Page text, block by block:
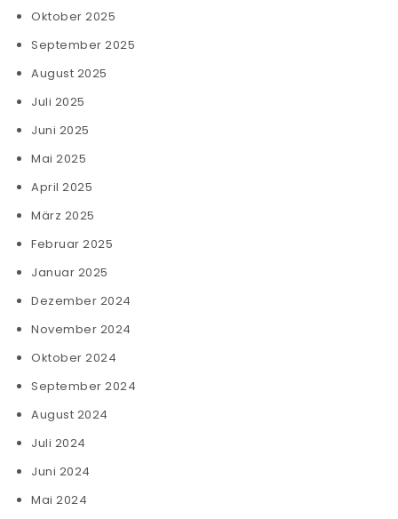
Oktober 2025
September 2025
August 2025
Juli 2025
Juni 2025
Mai 2025
April 2025
März 2025
Februar 2025
Januar 2025
Dezember 2024
November 2024
Oktober 2024
September 2024
August 2024
Juli 2024
Juni 2024
Mai 2024